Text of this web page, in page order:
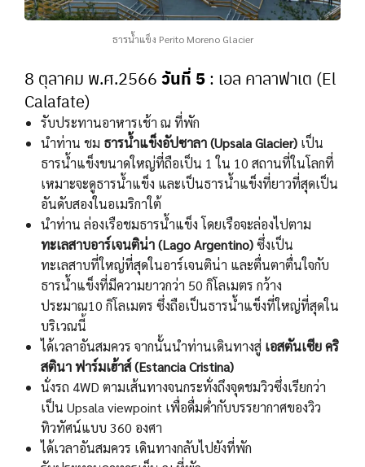
ธารน้ำแข็ง Perito Moreno Glacier
8 ตุลาคม พ.ศ.2566 วันที่ 5 : เอล คาลาฟาเต (El
Calafate)
รับประทานอาหารเช้า ณ ที่พัก
นำท่าน ชม ธารน้ำแข็งอัปซาลา (Upsala Glacier) เป็น
ธารน้ำแข็งขนาดใหญ่ที่ถือเป็น 1 ใน 10 สถานที่ในโลกที่
เหมาะจะดูธารน้ำแข็ง และเป็นธารน้ำแข็งที่ยาวที่สุดเป็น
อันดับสองในอเมริกาใต้
นำท่าน ล่องเรือชมธารน้ำแข็ง โดยเรือจะล่องไปตาม
ทะเลสาบอาร์เจนติน่า (Lago Argentino)ซึ่งเป็น
ทะเลสาบที่ใหญ่ที่สุดในอาร์เจนติน่า และตื่นตาตื่นใจกับ
ธารน้ำแข็งที่มีความยาวกว่า 50 กิโลเมตร กว้าง
ประมาณ10 กิโลเมตร ซึ่งถือเป็นธารน้ำแข็งที่ใหญ่ที่สุดใน
บริเวณนี้
ได้เวลาอันสมควร จากนั้นนำท่านเดินทางสู่ เอสตันเซีย คริ
สตินา ฟาร์มเฮ้าส์ (Estancia Cristina)
นั่งรถ 4WD ตามเส้นทางจนกระทั่งถึงจุดชมวิวซึ่งเรียกว่า
เป็น Upsala viewpoint เพื่อดื่มด่ำกับบรรยากาศของวิว
ทิวทัศน์แบบ 360 องศา
ได้เวลาอันสมควร เดินทางกลับไปยังที่พัก